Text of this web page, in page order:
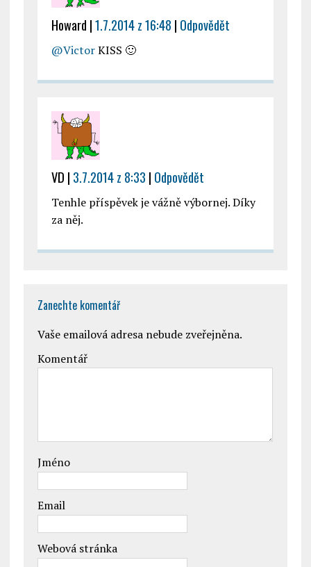
Howard |1.7.2014 z 16:48 | Odpovědět
@VictorKISS 🙂
VD | 3.7.2014 z 8:33 | Odpovědět
Tenhle příspěvek je vážně výbornej. Díky
za něj.
Zanechte komentář
Vaše emailová adresa nebude zveřejněna.
Komentář
Jméno
Email
Webová stránka